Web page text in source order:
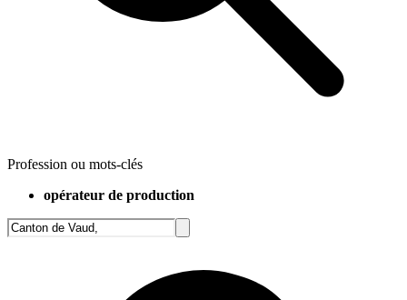
Profession ou mots-clés
opérateur de production